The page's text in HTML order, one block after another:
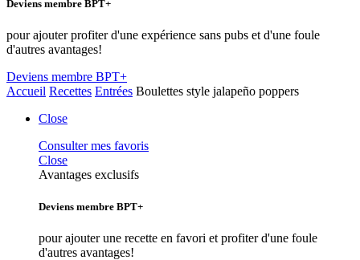
Deviens membre BPT+
pour ajouter profiter d'une expérience sans pubs et d'une foule
d'autres avantages!
Deviens membre BPT+
Accueil Recettes Entrées Boulettes style jalapeño poppers
Close
Consulter mes favoris
Close
Avantages exclusifs
Deviens membre BPT+
pour ajouter une recette en favori et profiter d'une foule
d'autres avantages!